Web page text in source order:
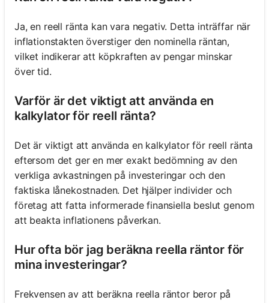
Ja, en reell ränta kan vara negativ. Detta inträffar när
inflationstakten överstiger den nominella räntan,
vilket indikerar att köpkraften av pengar minskar
över tid.
Varför är det viktigt att använda en
kalkylator för reell ränta?
Det är viktigt att använda en kalkylator för reell ränta
eftersom det ger en mer exakt bedömning av den
verkliga avkastningen på investeringar och den
faktiska lånekostnaden. Det hjälper individer och
företag att fatta informerade finansiella beslut genom
att beakta inflationens påverkan.
Hur ofta bör jag beräkna reella räntor för
mina investeringar?
Frekvensen av att beräkna reella räntor beror på